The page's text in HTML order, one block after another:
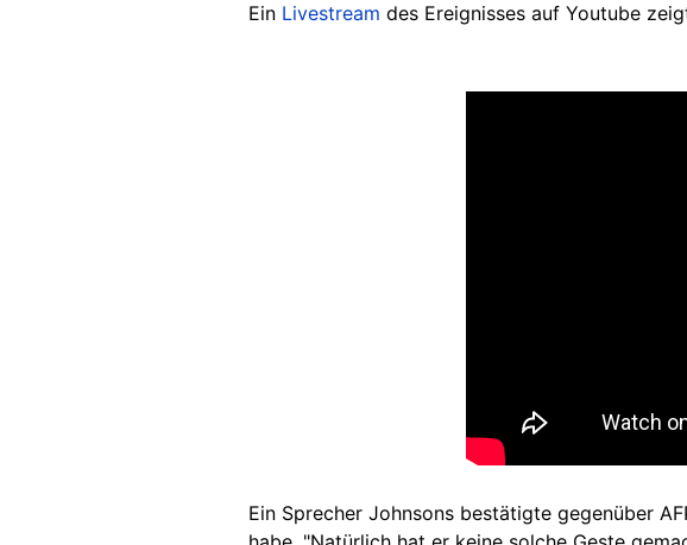
Ein Livestream des Ereignisses auf Youtube
Ein Sprecher Johnsons bestätigte gegenüber